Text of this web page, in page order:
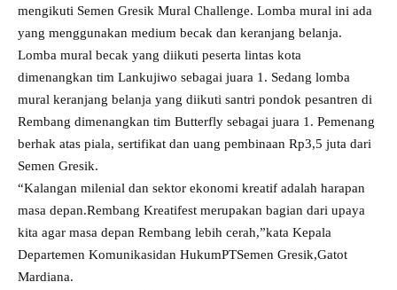
mengikuti Semen Gresik Mural Challenge. Lomba mural ini ada
yang menggunakan medium becak dan keranjang belanja.
Lomba mural becak yang diikuti peserta lintas kota
dimenangkan tim Lankujiwo sebagai juara 1. Sedang lomba
mural keranjang belanja yang diikuti santri pondok pesantren di
Rembang dimenangkan tim Butterfly sebagai juara 1. Pemenang
berhak atas piala, sertifikat dan uang pembinaan Rp3,5 juta dari
Semen Gresik.
“Kalangan milenial dan sektor ekonomi kreatif adalah harapan
masa depan.Rembang Kreatifest merupakan bagian dari upaya
kita agar masa depan Rembang lebih cerah,”kata Kepala
Departemen Komunikasidan HukumPTSemen Gresik,Gatot
Mardiana.